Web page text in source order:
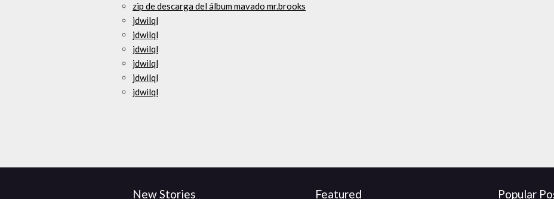
zip de descarga del álbum mavado mr.brooks
jdwilql
jdwilql
jdwilql
jdwilql
jdwilql
jdwilql
New Stories Featured Popular